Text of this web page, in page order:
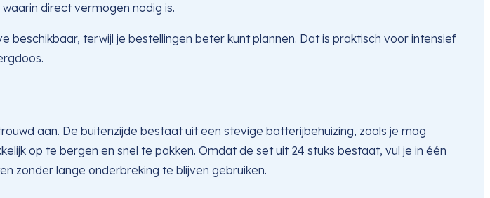
direct vermogen nodig is.
terwijl je bestellingen beter kunt plannen. Dat is praktisch voor intensief
aan. De buitenzijde bestaat uit een stevige batterijbehuizing, zoals je mag
op te bergen en snel te pakken. Omdat de set uit 24 stuks bestaat, vul je in één
zonder lange onderbreking te blijven gebruiken.